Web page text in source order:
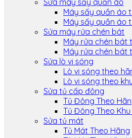
Sửa máy sấy quần áo
Máy sấy quần áo
Máy sấy quần áo
Sửa máy rửa chén bát
Máy rửa chén bát
Máy rửa chén bát
Sửa lò vi sóng
Lò vi sóng theo
Lò vi sóng theo
Sửa tủ cấp đông
Tủ Đông Theo
Tủ Đông Theo
Sửa tủ mát
Tủ Mát Theo Hãng